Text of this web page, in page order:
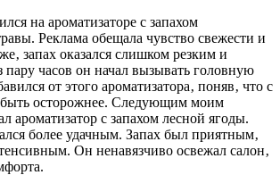
на ароматизаторе с запахом
Реклама обещала чувство свежести и
запах оказался слишком резким и
пару часов он начал вызывать головную
от этого ароматизатора‚ поняв‚ что с
осторожнее. Следующим моим
ароматизатор с запахом лесной ягоды.
более удачным. Запах был приятным‚
Он ненавязчиво освежал салон‚